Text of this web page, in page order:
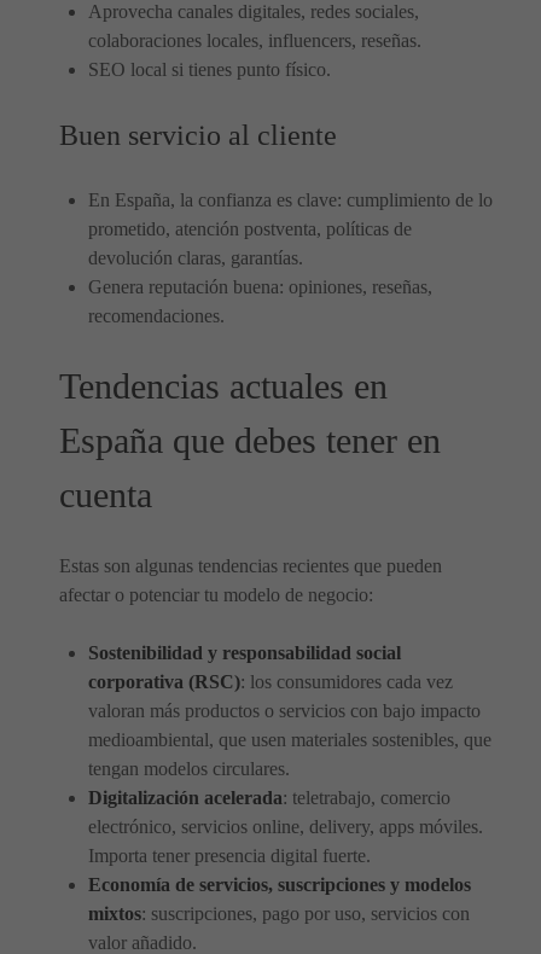
Aprovecha canales digitales, redes sociales,
colaboraciones locales, influencers, reseñas.
SEO local si tienes punto físico.
Buen servicio al cliente
En España, la confianza es clave: cumplimiento de lo
prometido, atención postventa, políticas de
devolución claras, garantías.
Genera reputación buena: opiniones, reseñas,
recomendaciones.
Tendencias actuales en
España que debes tener en
cuenta
Estas son algunas tendencias recientes que pueden
afectar o potenciar tu modelo de negocio:
Sostenibilidad y responsabilidad social
corporativa (RSC): los consumidores cada vez
valoran más productos o servicios con bajo impacto
medioambiental, que usen materiales sostenibles, que
tengan modelos circulares.
Digitalización acelerada: teletrabajo, comercio
electrónico, servicios online, delivery, apps móviles.
Importa tener presencia digital fuerte.
Economía de servicios, suscripciones y modelos
mixtos: suscripciones, pago por uso, servicios con
valor añadido.